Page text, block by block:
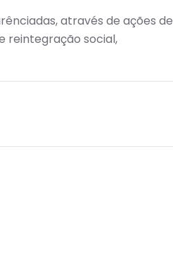
através de ações de
reintegração social,